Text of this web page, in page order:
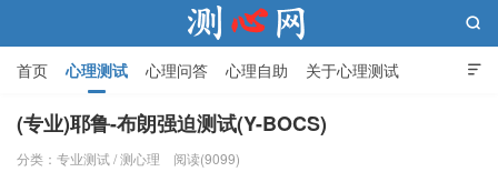

首页 心理测试 心理问答 心理自助 关于心理测试

(专业)耶鲁-布朗强迫测试(Y-BOCS)
分类： 专业测试 /测心理 阅读(9099)